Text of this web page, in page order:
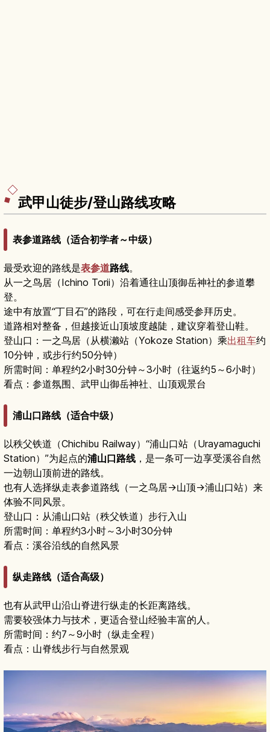
武甲山徒步/登山路线攻略
表参道路线（适合初学者～中级）
最受欢迎的路线是表参道路线。
从一之鸟居（Ichino Torii）沿着通往山顶御岳神社的参道攀
登。
途中有放置“丁目石”的路段，可在行走间感受参拜历史。
道路相对整备，但越接近山顶坡度越陡，建议穿着登山鞋。
登山口：一之鸟居（从横濑站（Yokoze Station）乘出租车约
10分钟，或步行约50分钟）
所需时间：单程约2小时30分钟～3小时（往返约5～6小时）
看点：参道氛围、武甲山御岳神社、山顶观景台
浦山口路线（适合中级）
以秩父铁道（Chichibu Railway）“浦山口站（Urayamaguchi
Station）”为起点的浦山口路线 ，是一条可一边享受溪谷自然
一边朝山顶前进的路线。
也有人选择纵走表参道路线（一之鸟居→山顶→浦山口站）来
体验不同风景。
登山口：从浦山口站（秩父铁道）步行入山
所需时间：单程约3小时～3小时30分钟
看点：溪谷沿线的自然风景
纵走路线（适合高级）
也有从武甲山沿山脊进行纵走的长距离路线。
需要较强体力与技术，更适合登山经验丰富的人。
所需时间：约7～9小时（纵走全程）
看点：山脊线步行与自然景观